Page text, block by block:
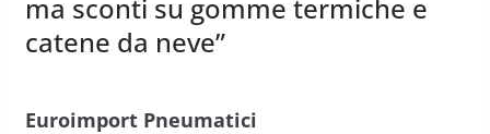
ma sconti su gomme termiche e
catene da neve”
Euroimport Pneumatici